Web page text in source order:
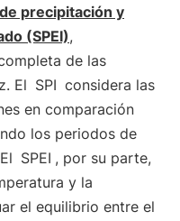
precipitación y
(SPEI),
de las
El SPI considera las
en comparación
los periodos de
SPEI , por su parte,
y la
el equilibrio entre el